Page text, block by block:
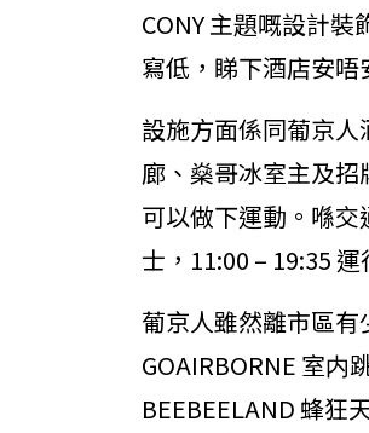
CONY 主題嘅設計
寫低，睇下酒店安唔
設施方面係同葡京
廊、燊哥冰室主及
可以做下運動。喺
士，11:00 – 19:35
葡京人雖然離市區
GOAIRBORNE 室
BEEBEELAND 蜂狂